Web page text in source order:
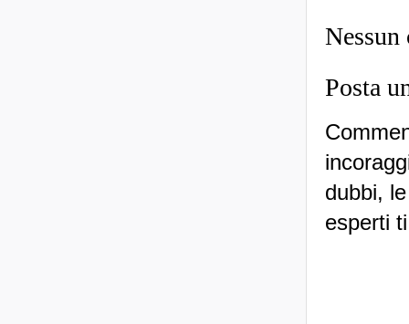
Nessun
Posta
dubbi,
esperti